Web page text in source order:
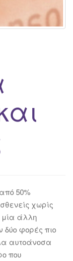
50%
χωρίς
μία άλλη
δύο φορές πιο
αυτοάνοσα
που